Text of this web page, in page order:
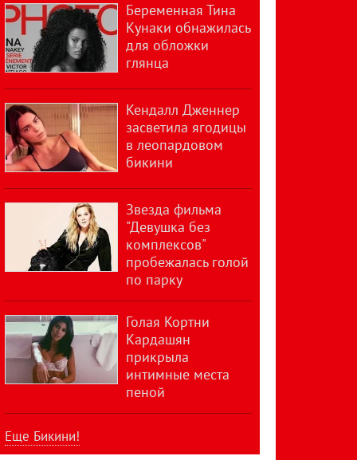
Беременная Тина
Кунаки обнажилась
для обложки
глянца
Кендалл Дженнер
засветила ягодицы
в леопардовом
бикини
Звезда фильма
"Девушка без
комплексов"
пробежалась голой
по парку
Голая Кортни
Кардашян
прикрыла
интимные места
пеной
Еще Бикини!